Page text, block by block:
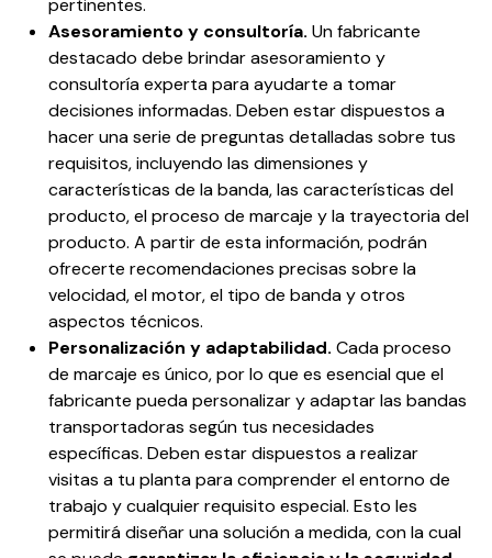
pertinentes.
Asesoramiento y consultoría. Un fabricante
destacado debe brindar asesoramiento y
consultoría experta para ayudarte a tomar
decisiones informadas. Deben estar dispuestos a
hacer una serie de preguntas detalladas sobre tus
requisitos, incluyendo las dimensiones y
características de la banda, las características del
producto, el proceso de marcaje y la trayectoria del
producto. A partir de esta información, podrán
ofrecerte recomendaciones precisas sobre la
velocidad, el motor, el tipo de banda y otros
aspectos técnicos.
Personalización y adaptabilidad. Cada proceso
de marcaje es único, por lo que es esencial que el
fabricante pueda personalizar y adaptar las bandas
transportadoras según tus necesidades
específicas. Deben estar dispuestos a realizar
visitas a tu planta para comprender el entorno de
trabajo y cualquier requisito especial. Esto les
permitirá diseñar una solución a medida, con la cual